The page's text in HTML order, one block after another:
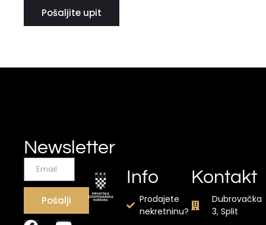
Pošaljite upit
Newsletter
Pošalji
Info
Prodajete
nekretninu?
Kontakt
Dubrovačka
3, Split